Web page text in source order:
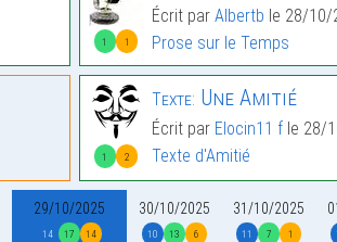
1 1
Écrit par Albertb le 28/10/
Prose sur le Temps
1 2
Texte: Une Amitié
Écrit par Elocin11 f le 28/
Texte d'Amitié
29/10/2025
14 17 14
30/10/2025
10 13 6
31/10/2025
11 7 1